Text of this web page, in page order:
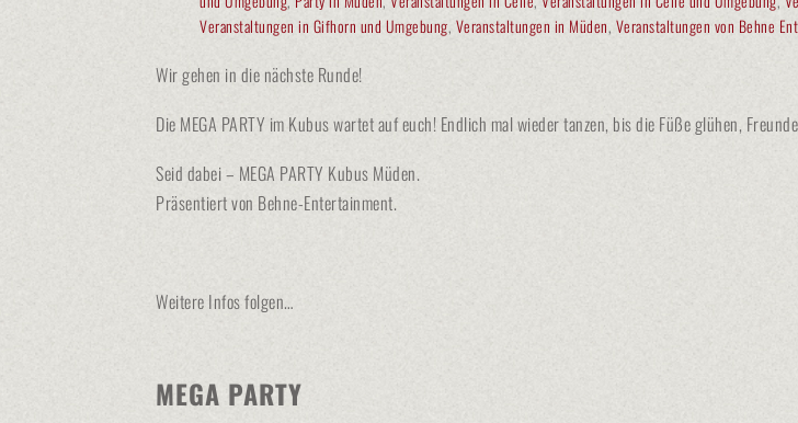
Veranstaltungen in Gifhorn und Umgebung, Veranstaltungen in Müden, Veranstaltungen von Behne
Wir gehen in die nächste Runde!
Die MEGA PARTY im Kubus wartet auf euch! Endlich mal wieder tanzen, bis die Füße glühen,
Seid dabei – MEGA PARTY Kubus Müden.
Präsentiert von Behne-Entertainment.
Weitere Infos folgen…
MEGA PARTY